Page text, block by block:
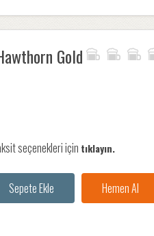
Gold
seçenekleri için tıklayın.